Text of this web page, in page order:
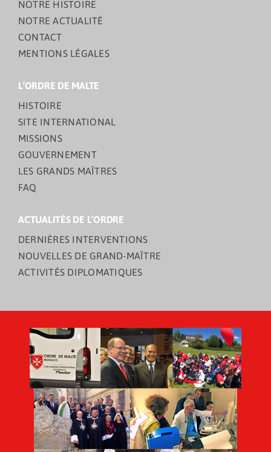
NOTRE HISTOIRE
NOTRE ACTUALITÉ
CONTACT
MENTIONS LÉGALES
L’ORDRE DE MALTE
HISTOIRE
SITE INTERNATIONAL
MISSIONS
GOUVERNEMENT
LES GRANDS MAÎTRES
FAQ
ACTUALITÉS DE L’ORDRE
DERNIÈRES INTERVENTIONS
NOUVELLES DE GRAND-MAÎTRE
ACTIVITÉS DIPLOMATIQUES